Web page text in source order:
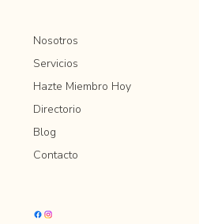
Nosotros
Servicios
Hazte Miembro Hoy
Directorio
Blog
Contacto